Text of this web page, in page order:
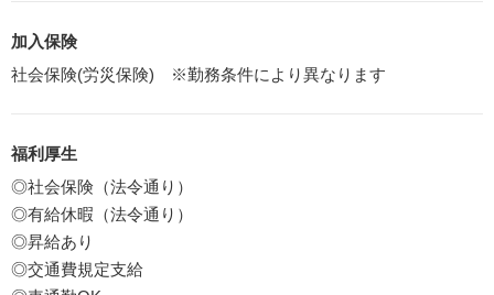
加入保険
社会保険(労災保険) ※勤務条件により異なります
福利厚生
◎社会保険（法令通り）
◎有給休暇（法令通り）
◎昇給あり
◎交通費規定支給